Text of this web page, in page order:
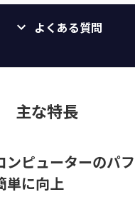
よくある質問
主な特長
ンピューターのパ
単に向上